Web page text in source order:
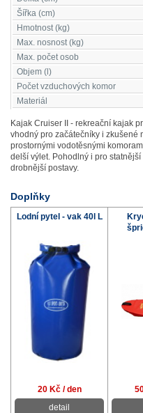
Šířka (cm)
Hmotnost (kg)
Max. nosnost (kg)
Max. počet osob
Objem (l)
Počet vzduchových komor
Materiál
Kajak Cruiser II - rekreační kajak
vhodný pro začátečníky i zkušené
prostornými vodotěsnými
delší výlet. Pohodlný i pro
drobnější postavy.
Doplňky
Lodní pytel - vak 40l L
20 Kč / den
detail